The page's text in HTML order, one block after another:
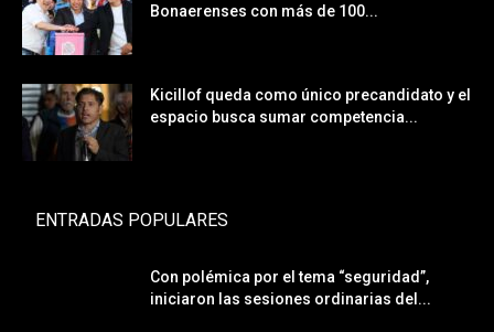
Bonaerenses con más de 100...
Kicillof queda como único precandidato y el
espacio busca sumar competencia...
ENTRADAS POPULARES
Con polémica por el tema “seguridad”,
iniciaron las sesiones ordinarias del...